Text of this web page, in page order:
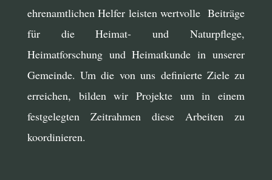
ehrenamtlichen Helfer leisten wertvolle Beiträge
für die Heimat- und Naturpflege,
Heimatforschung und Heimatkunde in unserer
Gemeinde. Um die von uns definierte Ziele zu
erreichen, bilden wir Projekte um in einem
festgelegten Zeitrahmen diese Arbeiten zu
koordinieren.